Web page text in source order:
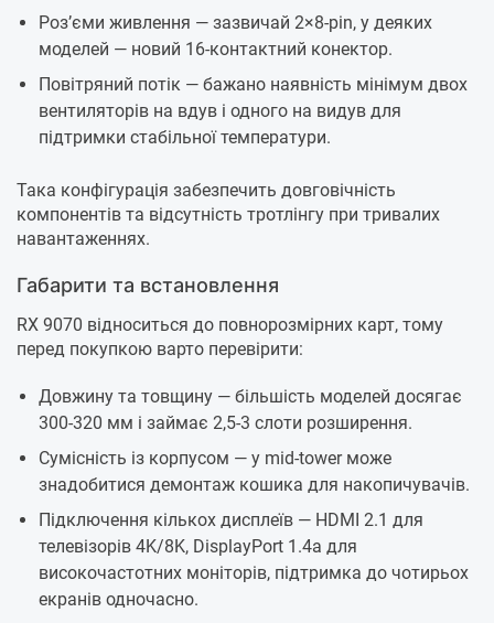
Роз’єми живлення — зазвичай 2×8-pin, у деяких
моделей — новий 16-контактний конектор.
Повітряний потік — бажано наявність мінімум двох
вентиляторів на вдув і одного на видув для
підтримки стабільної температури.
Така конфігурація забезпечить довговічність
компонентів та відсутність тротлінгу при тривалих
навантаженнях.
Габарити та встановлення
RX 9070 відноситься до повнорозмірних карт, тому
перед покупкою варто перевірити:
Довжину та товщину — більшість моделей досягає
300-320 мм і займає 2,5-3 слоти розширення.
Сумісність із корпусом — у mid-tower може
знадобитися демонтаж кошика для накопичувачів.
Підключення кількох дисплеїв — HDMI 2.1 для
телевізорів 4K/8K, DisplayPort 1.4a для
високочастотних моніторів, підтримка до чотирьох
екранів одночасно.